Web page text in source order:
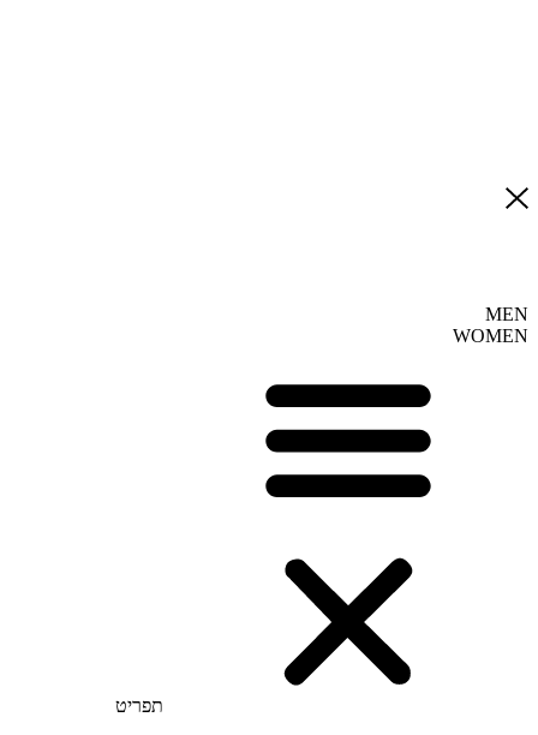
MEN
WOMEN
תפריט